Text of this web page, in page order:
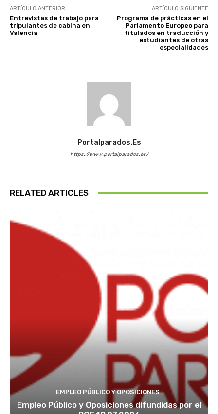
ARTÍCULO ANTERIOR
Entrevistas de trabajo para
tripulantes de cabina en
Valencia
ARTÍCULO SIGUIENTE
Programa de prácticas en el
Parlamento Europeo para
titulados en traducción y
estudiantes de otras
especialidades
Portalparados.es
https://www.portalparados.es/
RELATED ARTICLES
EMPLEO PÚBLICO Y OPOSICIONES
Empleo Público y Oposiciones difundidas por el